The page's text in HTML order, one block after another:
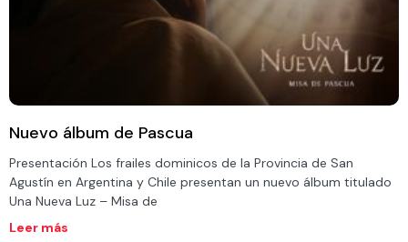
Nuevo álbum de Pascua
Presentación Los frailes dominicos de la Provincia de San
Agustín en Argentina y Chile presentan un nuevo álbum titulado
Una Nueva Luz – Misa de
Leer más